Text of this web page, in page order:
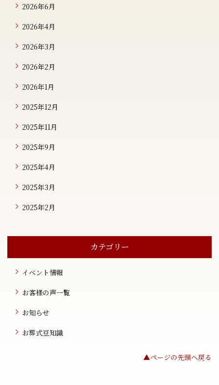
2026年6月
2026年4月
2026年3月
2026年2月
2026年1月
2025年12月
2025年11月
2025年9月
2025年4月
2025年3月
2025年2月
カテゴリー
イベント情報
お客様の声一覧
お知らせ
お葬式豆知識
▲ページの先頭へ戻る